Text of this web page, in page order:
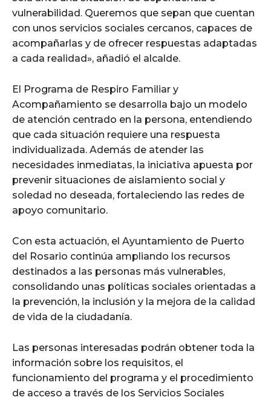
vulnerabilidad. Queremos que sepan que cuentan
con unos servicios sociales cercanos, capaces de
acompañarlas y de ofrecer respuestas adaptadas
a cada realidad», añadió el alcalde.
El Programa de Respiro Familiar y
Acompañamiento se desarrolla bajo un modelo
de atención centrado en la persona, entendiendo
que cada situación requiere una respuesta
individualizada. Además de atender las
necesidades inmediatas, la iniciativa apuesta por
prevenir situaciones de aislamiento social y
soledad no deseada, fortaleciendo las redes de
apoyo comunitario.
Con esta actuación, el Ayuntamiento de Puerto
del Rosario continúa ampliando los recursos
destinados a las personas más vulnerables,
consolidando unas políticas sociales orientadas a
la prevención, la inclusión y la mejora de la calidad
de vida de la ciudadanía.
Las personas interesadas podrán obtener toda la
información sobre los requisitos, el
funcionamiento del programa y el procedimiento
de acceso a través de los Servicios Sociales